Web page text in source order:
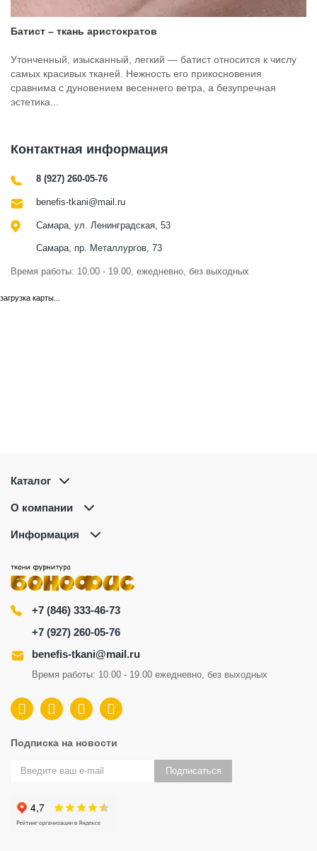
Батист – ткань аристократов
Утонченный, изысканный, легкий — батист относится к числу
самых красивых тканей. Нежность его прикосновения
сравнима с дуновением весеннего ветра, а безупречная
эстетика...
Контактная информация
8 (927) 260-05-76
benefis-tkani@mail.ru
Самара, ул. Ленинградская, 53
Самара, пр. Металлургов, 73
Время работы: 10.00 - 19.00, ежедневно, без выходных
загрузка карты...
Каталог
О компании
Информация
+7 (846) 333-46-73
+7 (927) 260-05-76
benefis-tkani@mail.ru
Время работы: 10.00 - 19.00 ежедневно, без выходных
Подписка на новости
Подписаться